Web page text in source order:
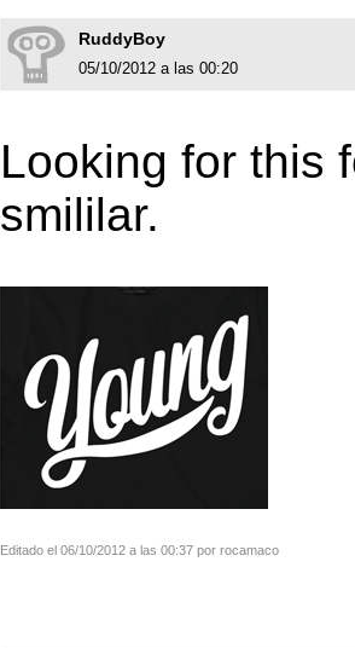
RuddyBoy
05/10/2012 a las 00:20
Looking for this
smililar.
Editado el 06/10/2012 a las 00:37 por rocamaco